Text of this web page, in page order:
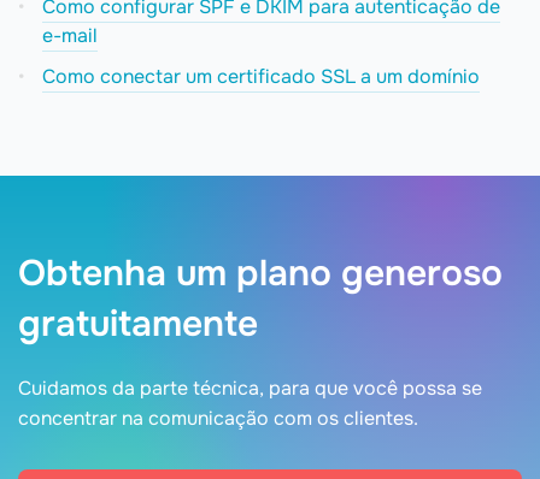
Como configurar SPF e DKIM para autenticação de
e-mail
Como conectar um certificado SSL a um domínio
Obtenha um plano generoso
gratuitamente
Cuidamos da parte técnica, para que você possa se
concentrar na comunicação com os clientes.